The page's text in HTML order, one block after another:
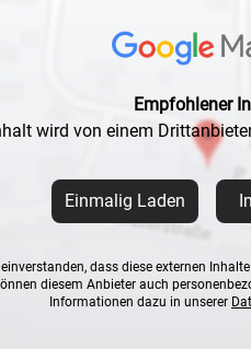
Empfohlener
wird von einem
Einmalig Laden
dass diese externen
diesem Anbieter auch
Informationen dazu in unserer